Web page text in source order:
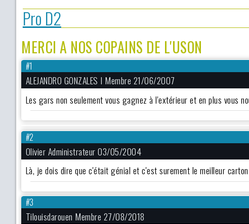
Pro D2
MERCI A NOS COPAINS DE L'USON
#1
ALEJANDRO GONZALES I Membre 21/06/2007
Les gars non seulement vous gagnez à l'extérieur et en plus vous
#2
Olivier Administrateur 03/05/2004
Là, je dois dire que c'était génial et c'est surement le meilleur
#3
Tilouisdarouen Membre 27/08/2018